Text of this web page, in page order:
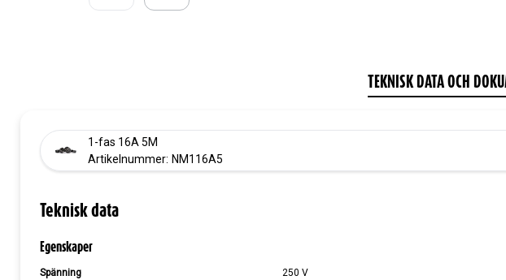
TEKNISK DATA OCH
1-fas 16A 5M
Artikelnummer: NM116A5
Teknisk data
Egenskaper
Spänning
250 V